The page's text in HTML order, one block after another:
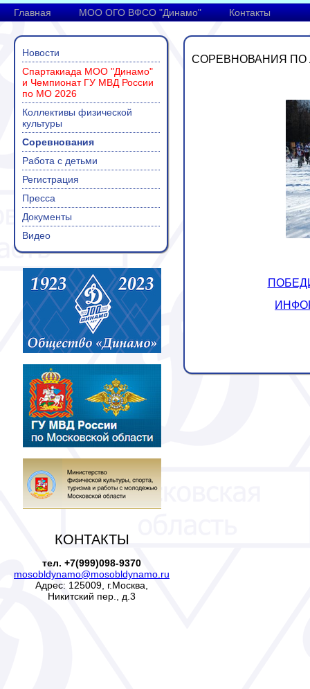
Главная МОО ОГО ВФСО "Динамо" Контакты
Новости
Спартакиада МОО "Динамо"
и Чемпионат ГУ МВД России
по МО 2026
Коллективы физической
культуры
Соревнования
Работа с детьми
Регистрация
Пресса
Документы
Видео
КОНТАКТЫ
тел. +7(999)098-9370
mosobldynamo@mosobldynamo.ru
Адрес: 125009, г.Москва,
Никитский пер., д.3
СОРЕВНОВАНИЯ ПО